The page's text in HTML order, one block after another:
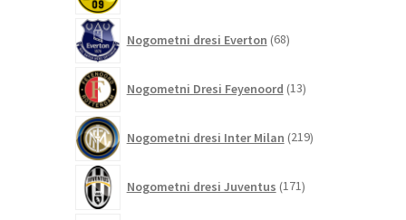
Nogometni dresi Everton 68izdelkov
Nogometni Dresi Feyenoord 13izdelkov
Nogometni dresi Inter Milan 219izdelkov
Nogometni dresi Juventus 171izdelkov